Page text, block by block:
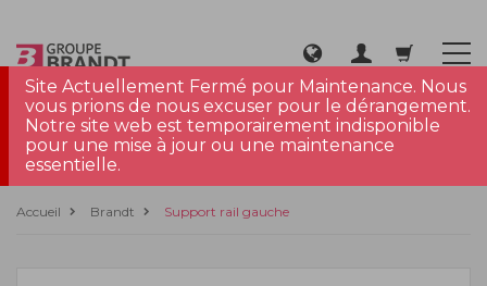
Site Actuellement Fermé pour Maintenance. Nous
vous prions de nous excuser pour le dérangement.
Notre site web est temporairement indisponible
pour une mise à jour ou une maintenance
essentielle.
Accueil Brandt Support rail gauche